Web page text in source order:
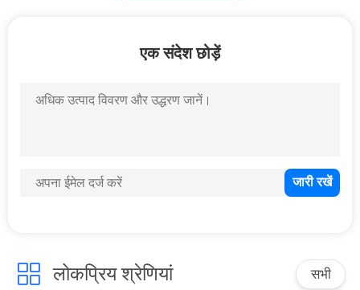
एक संदेश छोड़ें
लोकप्रिय श्रेणियां सभी